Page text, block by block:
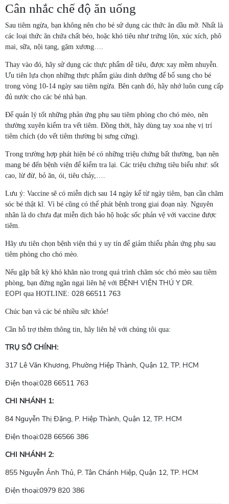
Cân nhắc chế độ ăn uống
Sau tiêm ngừa, bạn không nên cho bé sử dụng các thức ăn dầu mỡ. Nhất là
các loại thức ăn chứa chất béo, hoặc khó tiêu như trứng lộn, xúc xích, phô
mai, sữa, nội tạng, gặm xương….
Thay vào đó, hãy sử dụng các thực phẩm dễ tiêu, được xay mềm nhuyễn.
Ưu tiên lựa chọn những thực phẩm giàu dinh dưỡng để bổ sung cho bé
trong vòng 10-14 ngày sau tiêm ngừa. Bên cạnh đó, hãy nhớ luôn cung cấp
đủ nước cho các bé nhà bạn.
Để quản lý tốt những phản ứng phụ sau tiêm phòng cho chó mèo, nên
thường xuyên kiểm tra vết tiêm. Đồng thời, hãy dùng tay xoa nhẹ vị trí
tiêm chích (do vết tiêm thường bị sưng cứng).
Trong trường hợp phát hiện bé có những triệu chứng bất thường, bạn nên
mang bé đến bệnh viện để kiểm tra lại. Các triệu chứng tiêu biểu như: sốt
cao, lừ đừ, bỏ ăn, ói, tiêu chảy,….
Lưu ý: Vaccine sẽ có miễn dịch sau 14 ngày kể từ ngày tiêm, bạn cần chăm
sóc bé thật kĩ. Vì bé cũng có thể phát bệnh trong giai đoạn này. Nguyên
nhân là do chưa đạt miễn dịch bảo hộ hoặc sốc phản vệ với vaccine được
tiêm.
Hãy ưu tiên chọn bệnh viện thú y uy tín để giảm thiểu phản ứng phụ sau
tiêm phòng cho chó mèo.
Nếu gặp bất kỳ khó khăn nào trong quá trình chăm sóc chó mèo sau tiêm
phòng, bạn đừng ngần ngại liên hệ với BỆNH VIỆN THÚ Y DR.
EOPI qua HOTLINE: 028 66511 763
Chúc bạn và các bé nhiều sức khỏe!
Cần hỗ trợ thêm thông tin, hãy liên hệ với chúng tôi qua:
TRỤ SỞ CHÍNH:
317 Lê Văn Khương, Phường Hiệp Thành, Quận 12, TP. HCM
Điện thoại:028 66511 763
CHI NHÁNH 1:
84 Nguyễn Thị Đặng, P. Hiệp Thành, Quận 12, TP. HCM
Điện thoại:028 66566 386
CHI NHÁNH 2:
855 Nguyễn Ảnh Thủ, P. Tân Chánh Hiệp, Quận 12, TP. HCM
Điện thoại:0979 820 386